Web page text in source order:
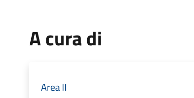
A cura di
Area II